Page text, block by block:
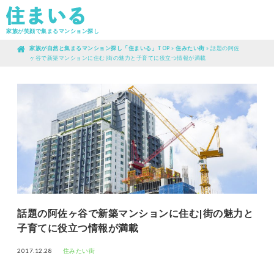
家族が笑顔で集まるマンション探し
家族が自然と集まるマンション探し「住まいる」TOP » 住みたい街 » 話題の阿佐
ヶ谷で新築マンションに住む|街の魅力と子育てに役立つ情報が満載
話題の阿佐ヶ谷で新築マンションに住む|街の魅力と
子育てに役立つ情報が満載
2017.12.28 住みたい街